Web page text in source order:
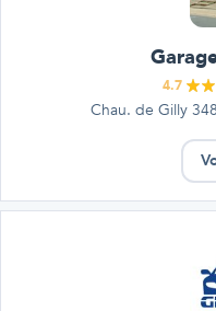
4.7
Chau. de Gilly